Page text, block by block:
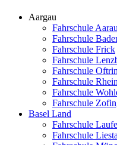
Aargau
Fahrschule Aarau
Fahrschule
Fahrschule Frick
Fahrschule
Fahrschule
Fahrschule
Fahrschule
Fahrschule
Basel Land
Fahrschule
Fahrschule